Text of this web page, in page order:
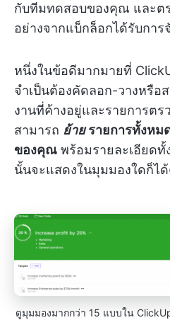
กับทีมทดสอบของคุณ และต
อย่างจากแบ็กล็อกได้รับการ
หนึ่งในข้อดีมากมายที่
จำเป็นต้องคัดลอก-วางหรือ
งานที่ค้างอยู่และรายการต
สามารถ ย้ายรายการทั้งหม
ของคุณ พร้อมรายละเอียดทั้
นั้นจะแสดงในมุมมองใดก็ไ
ดูมุมมองมากกว่า 15 แบบใน